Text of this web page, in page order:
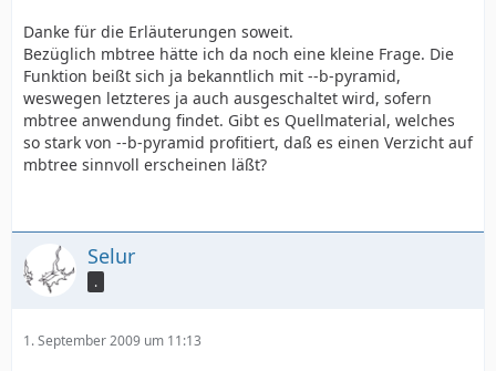
Danke für die Erläuterungen soweit.
Bezüglich mbtree hätte ich da noch eine kleine Frage. Die
Funktion beißt sich ja bekanntlich mit --b-pyramid,
weswegen letzteres ja auch ausgeschaltet wird, sofern
mbtree anwendung findet. Gibt es Quellmaterial, welches
so stark von --b-pyramid profitiert, daß es einen Verzicht auf
mbtree sinnvoll erscheinen läßt?
Selur
.
1. September 2009 um 11:13